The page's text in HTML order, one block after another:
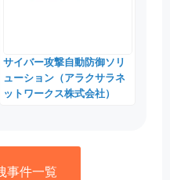
サイバー攻撃自動防御ソリ
ューション（アラクサラネ
ットワークス株式会社）
事件一覧